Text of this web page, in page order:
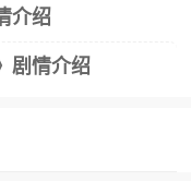
介绍
剧情介绍